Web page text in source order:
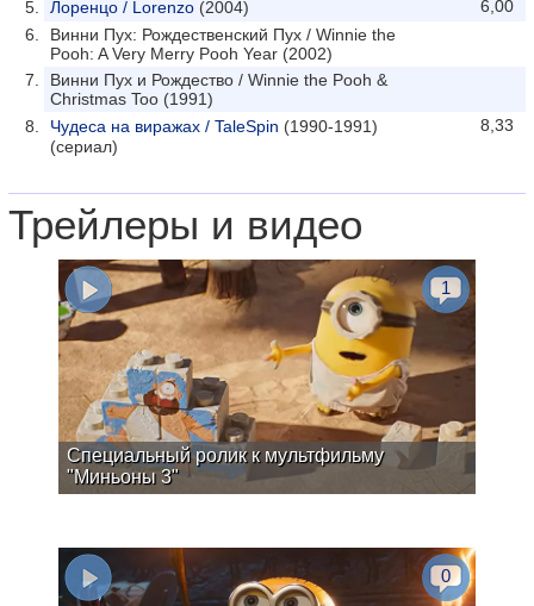
6,00
Лоренцо / Lorenzo (2004)
Винни Пух: Рождественский Пух / Winnie the
Pooh: A Very Merry Pooh Year (2002)
Винни Пух и Рождество / Winnie the Pooh &
Christmas Too (1991)
8,33
Чудеса на виражах / TaleSpin (1990-1991)
(сериал)
Трейлеры и видео
Специальный ролик к мультфильму
"Миньоны 3"
1
0